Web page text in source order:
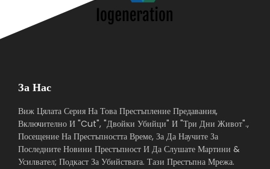
За Нас
Виж Цялата Серия На Това Престъпление Предавания,
Включително И "Cut", "Двойки Убийци" И "Три Дни Живот".,
Посещение На Престъпността Време, За Да Научите За
Последните Новини Престъпност И Да Слушате Мартини &
Усилвател; Подкаст За Убийствата. Тази Престъпна Мрежа.